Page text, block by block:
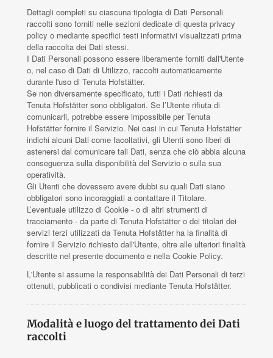
Dettagli completi su ciascuna tipologia di Dati Personali
raccolti sono forniti nelle sezioni dedicate di questa privacy
policy o mediante specifici testi informativi visualizzati prima
della raccolta dei Dati stessi.
I Dati Personali possono essere liberamente forniti dall'Utente
o, nel caso di Dati di Utilizzo, raccolti automaticamente
durante l'uso di Tenuta Hofstätter.
Se non diversamente specificato, tutti i Dati richiesti da
Tenuta Hofstätter sono obbligatori. Se l’Utente rifiuta di
comunicarli, potrebbe essere impossibile per Tenuta
Hofstätter fornire il Servizio. Nei casi in cui Tenuta Hofstätter
indichi alcuni Dati come facoltativi, gli Utenti sono liberi di
astenersi dal comunicare tali Dati, senza che ciò abbia alcuna
conseguenza sulla disponibilità del Servizio o sulla sua
operatività.
Gli Utenti che dovessero avere dubbi su quali Dati siano
obbligatori sono incoraggiati a contattare il Titolare.
L’eventuale utilizzo di Cookie - o di altri strumenti di
tracciamento - da parte di Tenuta Hofstätter o dei titolari dei
servizi terzi utilizzati da Tenuta Hofstätter ha la finalità di
fornire il Servizio richiesto dall'Utente, oltre alle ulteriori finalità
descritte nel presente documento e nella Cookie Policy.
L'Utente si assume la responsabilità dei Dati Personali di terzi
ottenuti, pubblicati o condivisi mediante Tenuta Hofstätter.
Modalità e luogo del trattamento dei Dati
raccolti